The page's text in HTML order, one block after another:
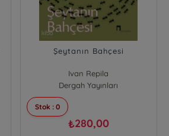
Şeytanın Bahçesi
Ivan Repila
Dergah Yayınları
Stok : 0
₺280,00